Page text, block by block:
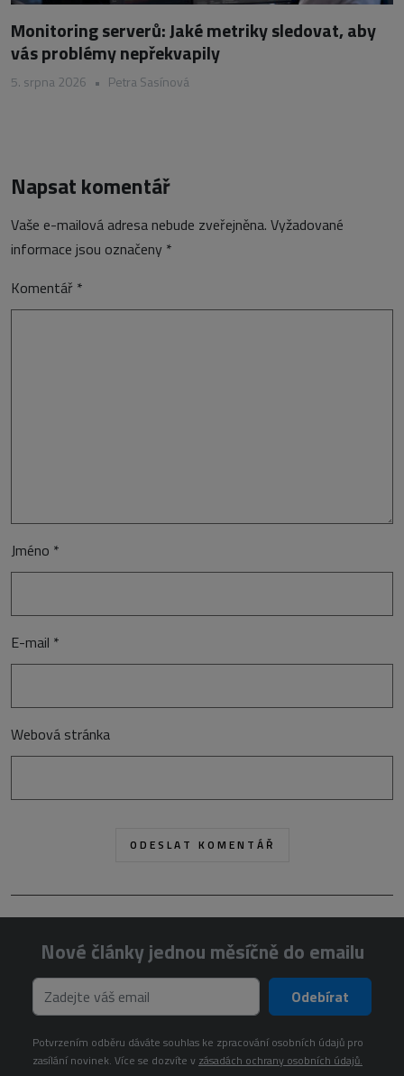
Monitoring serverů: Jaké metriky sledovat, aby
vás problémy nepřekvapily
5. srpna 2026 • Petra Sasínová
Napsat komentář
Vaše e-mailová adresa nebude zveřejněna. Vyžadované
informace jsou označeny *
Komentář *
Jméno *
E-mail *
Webová stránka
Nové články jednou měsíčně do emailu
Odebírat
Potvrzením odběru dáváte souhlas ke zpracování osobních údajů pro
zasílání novinek. Více se dozvíte v zásadách ochrany osobních údajů.